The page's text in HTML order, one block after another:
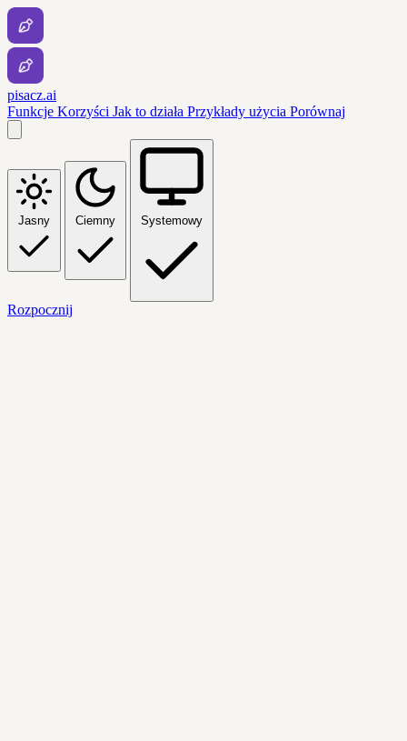
pisacz.ai
Funkcje Korzyści Jak to działa Przykłady użycia Porównaj
Jasny Ciemny Systemowy
Rozpocznij